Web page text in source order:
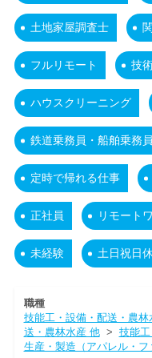
土地家屋調査士
フルリモート 技
ハウスクリーニング
鉄道乗務員・船舶乗務員
定時で帰れる仕事
正社員 リモート
未経験 土日祝日
職種
技能工・設備・配送・農林
送・農林水産 他> 技能工
生産・製造（アパレル・フ